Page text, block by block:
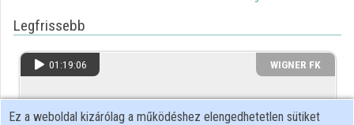
Legfrissebb
01:19:06 WIGNER FK
Ez a weboldal kizárólag a működéshez elengedhetetlen sütiket